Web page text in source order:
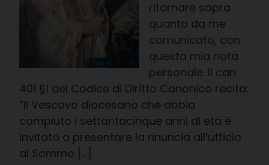
ritornare sopra
quanto da me
comunicato, con
questa mia nota
personale. Il can.
401 §1 del Codice di Diritto Canonico recita:
“Il Vescovo diocesano che abbia
compiuto i settantacinque anni di età è
invitato a presentare la rinuncia all’ufficio
al Sommo […]